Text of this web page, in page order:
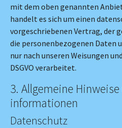
mit dem oben genannten
handelt es sich um einen
vorgeschriebenen Vertrag, der
die personenbezogenen Daten
nur nach unseren Weisungen
DSGVO verarbeitet.
3. Allgemeine
informationen
Datenschutz